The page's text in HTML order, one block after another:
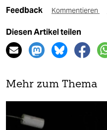
Feedback Kommentieren
Diesen Artikel teilen
Mehr zum Thema